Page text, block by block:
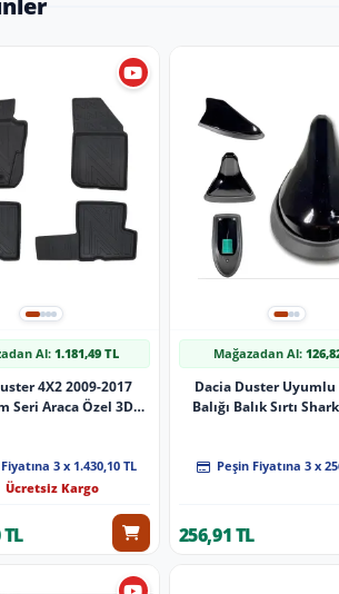
Al:1.181,49 TL
4X2 2009-2017
Seri Araca Özel 3D
3 x 1.430,10 TL
Ücretsiz Kargo
Mağazadan Al:
Dacia Duster Uyumlu
Balığı Balık Sırtı
Peşin Fiyatına 3 x
256,91 TL